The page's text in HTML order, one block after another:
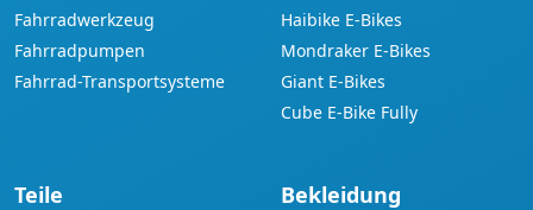
Fahrradwerkzeug
Fahrradpumpen
Fahrrad-Transportsysteme
Haibike E-Bikes
Mondraker E-Bikes
Giant E-Bikes
Cube E-Bike Fully
Teile Bekleidung